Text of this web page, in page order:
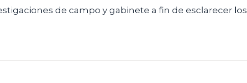
de campo y gabinete a fin de esclarecer los